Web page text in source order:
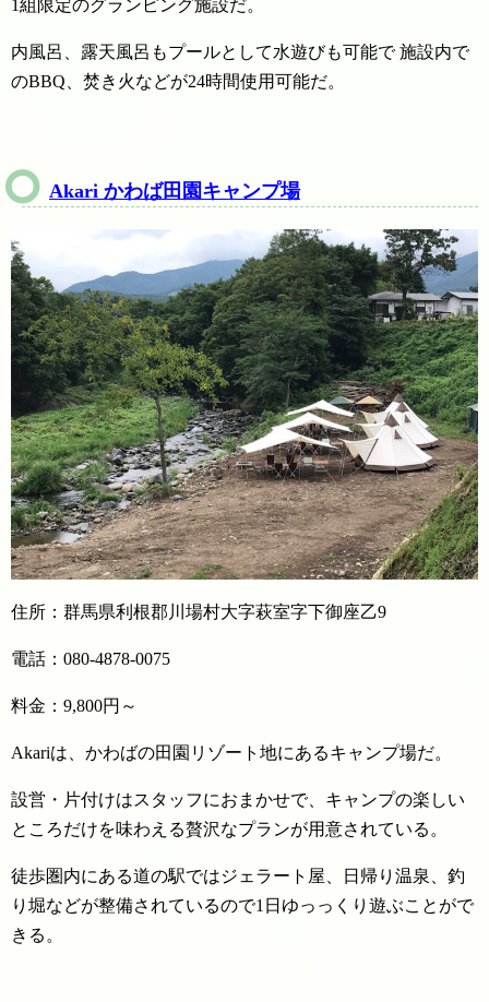
1組限定のグランピング施設だ。
内風呂、露天風呂もプールとして水遊びも可能で 施設内で
のBBQ、焚き火などが24時間使用可能だ。
Akari かわば田園キャンプ場
住所：群馬県利根郡川場村大字萩室字下御座乙9
電話： 080-4878-0075
料金：9,800円～
Akariは、かわばの田園リゾート地にあるキャンプ場だ。
設営・片付けはスタッフにおまかせで、キャンプの楽しい
ところだけを味わえる贅沢なプランが用意されている。
徒歩圏内にある道の駅ではジェラート屋、日帰り温泉、釣
り堀などが整備されているので1日ゆっっくり遊ぶことがで
きる。